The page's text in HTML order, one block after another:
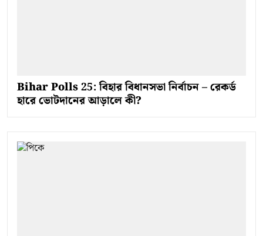
Bihar Polls 25: বিহার বিধানসভা নির্বাচন – রেকর্ড
হারে ভোটদানের আড়ালে কী?